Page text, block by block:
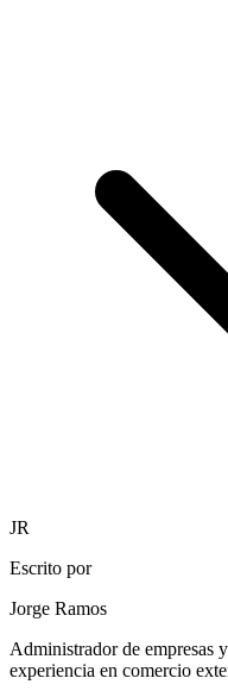
JR
Escrito por
Jorge Ramos
Administrador de empresas
experiencia en comercio